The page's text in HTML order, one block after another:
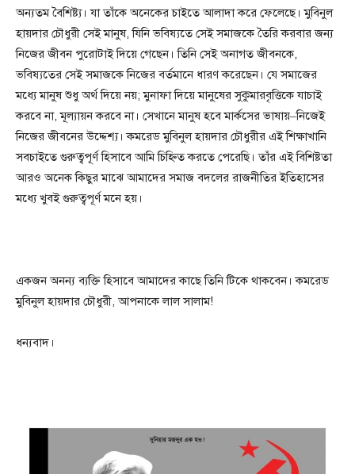
অন্যতম বৈশিষ্ট্য। যা তাঁকে অনেকের চাইতে আলাদা করে ফেলেছে। মুবিনুল
হায়দার চৌধুরী সেই মানুষ, যিনি ভবিষ্যতে সেই সমাজকে তৈরি করবার জন্য
নিজের জীবন পুরোটাই দিয়ে গেছেন। তিনি সেই অনাগত জীবনকে,
ভবিষ্যতের সেই সমাজকে নিজের বর্তমানে ধারণ করেছেন। যে সমাজের
মধ্যে মানুষ শুধু অর্থ দিয়ে নয়; মুনাফা দিয়ে মানুষের সুকুমারবৃত্তিকে যাচাই
করবে না, মূল্যায়ন করবে না। সেখানে মানুষ হবে মার্কসের ভাষায়–নিজেই
নিজের জীবনের উদ্দেশ্য। কমরেড মুবিনুল হায়দার চৌধুরীর এই শিক্ষাখানি
সবচাইতে গুরুত্বপূর্ণ হিসাবে আমি চিহ্নিত করতে পেরেছি। তাঁর এই বিশিষ্টতা
আরও অনেক কিছুর মাঝে আমাদের সমাজ বদলের রাজনীতির ইতিহাসের
মধ্যে খুবই গুরুত্বপূর্ণ মনে হয়।
একজন অনন্য ব্যক্তি হিসাবে আমাদের কাছে তিনি টিকে থাকবেন। কমরেড
মুবিনুল হায়দার চৌধুরী, আপনাকে লাল সালাম!
ধন্যবাদ।